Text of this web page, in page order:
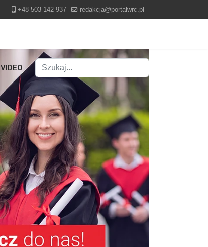
+48 503 142 937 redakcja@portalwrc.pl
VIDEO
Szukaj
Type 2 or more characters for results.